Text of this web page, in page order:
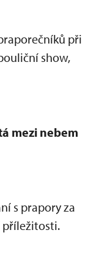
íků při
í show,
mezi nebem
s prapory za
příležitosti.